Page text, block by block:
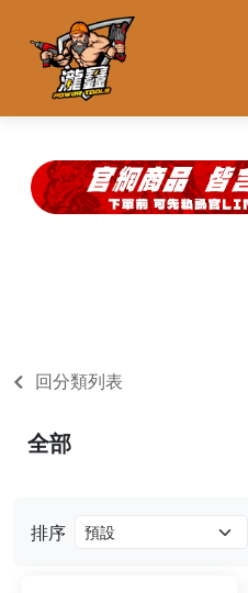
回分類列表
排序
全部